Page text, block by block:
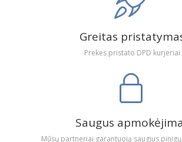
Greitas
Prekes pristato DPD kurjeriai
Saugus
Mūsų partneriai garantuoją saugius